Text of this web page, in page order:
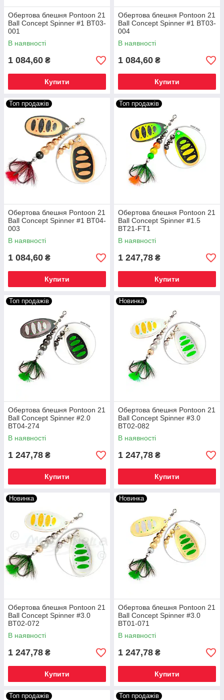
Обертова блешня Pontoon 21
Ball Concept Spinner #1 BT03-
001
В наявності
1 084,60 ₴
Купити
Обертова блешня Pontoon 21
Ball Concept Spinner #1 BT03-
004
В наявності
1 084,60 ₴
Купити
Топ продажів
Обертова блешня Pontoon 21
Ball Concept Spinner #1 BT04-
003
В наявності
1 084,60 ₴
Купити
Топ продажів
Обертова блешня Pontoon 21
Ball Concept Spinner #1.5
BT21-FT1
В наявності
1 247,78 ₴
Купити
Топ продажів
Обертова блешня Pontoon 21
Ball Concept Spinner #2.0
BT04-274
В наявності
1 247,78 ₴
Купити
Новинка
Обертова блешня Pontoon 21
Ball Concept Spinner #3.0
BT02-082
В наявності
1 247,78 ₴
Купити
Новинка
Обертова блешня Pontoon 21
Ball Concept Spinner #3.0
BT02-072
В наявності
1 247,78 ₴
Купити
Новинка
Обертова блешня Pontoon 21
Ball Concept Spinner #3.0
BT01-071
В наявності
1 247,78 ₴
Купити
Топ продажів Топ продажів